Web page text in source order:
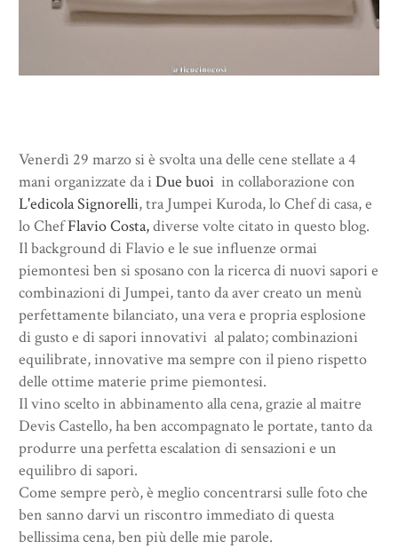
Venerdì 29 marzo si è svolta una delle cene stellate a 4
mani organizzate da iDue buoi in collaborazione con
L'edicola Signorelli, tra Jumpei Kuroda, lo Chef di casa, e
lo ChefFlavio Costa,diverse volte citato in questo blog.
Il background di Flavio e le sue influenze ormai
piemontesi ben si sposano con la ricerca di nuovi sapori e
combinazioni di Jumpei, tanto da aver creato un menù
perfettamente bilanciato, una vera e propria esplosione
di gusto e di sapori innovativi al palato; combinazioni
equilibrate, innovative ma sempre con il pieno rispetto
delle ottime materie prime piemontesi.
Il vino scelto in abbinamento alla cena, grazie al maitre
Devis Castello, ha ben accompagnato le portate, tanto da
produrre una perfetta escalation di sensazioni e un
equilibro di sapori.
Come sempre però, è meglio concentrarsi sulle foto che
ben sanno darvi un riscontro immediato di questa
bellissima cena, ben più delle mie parole.